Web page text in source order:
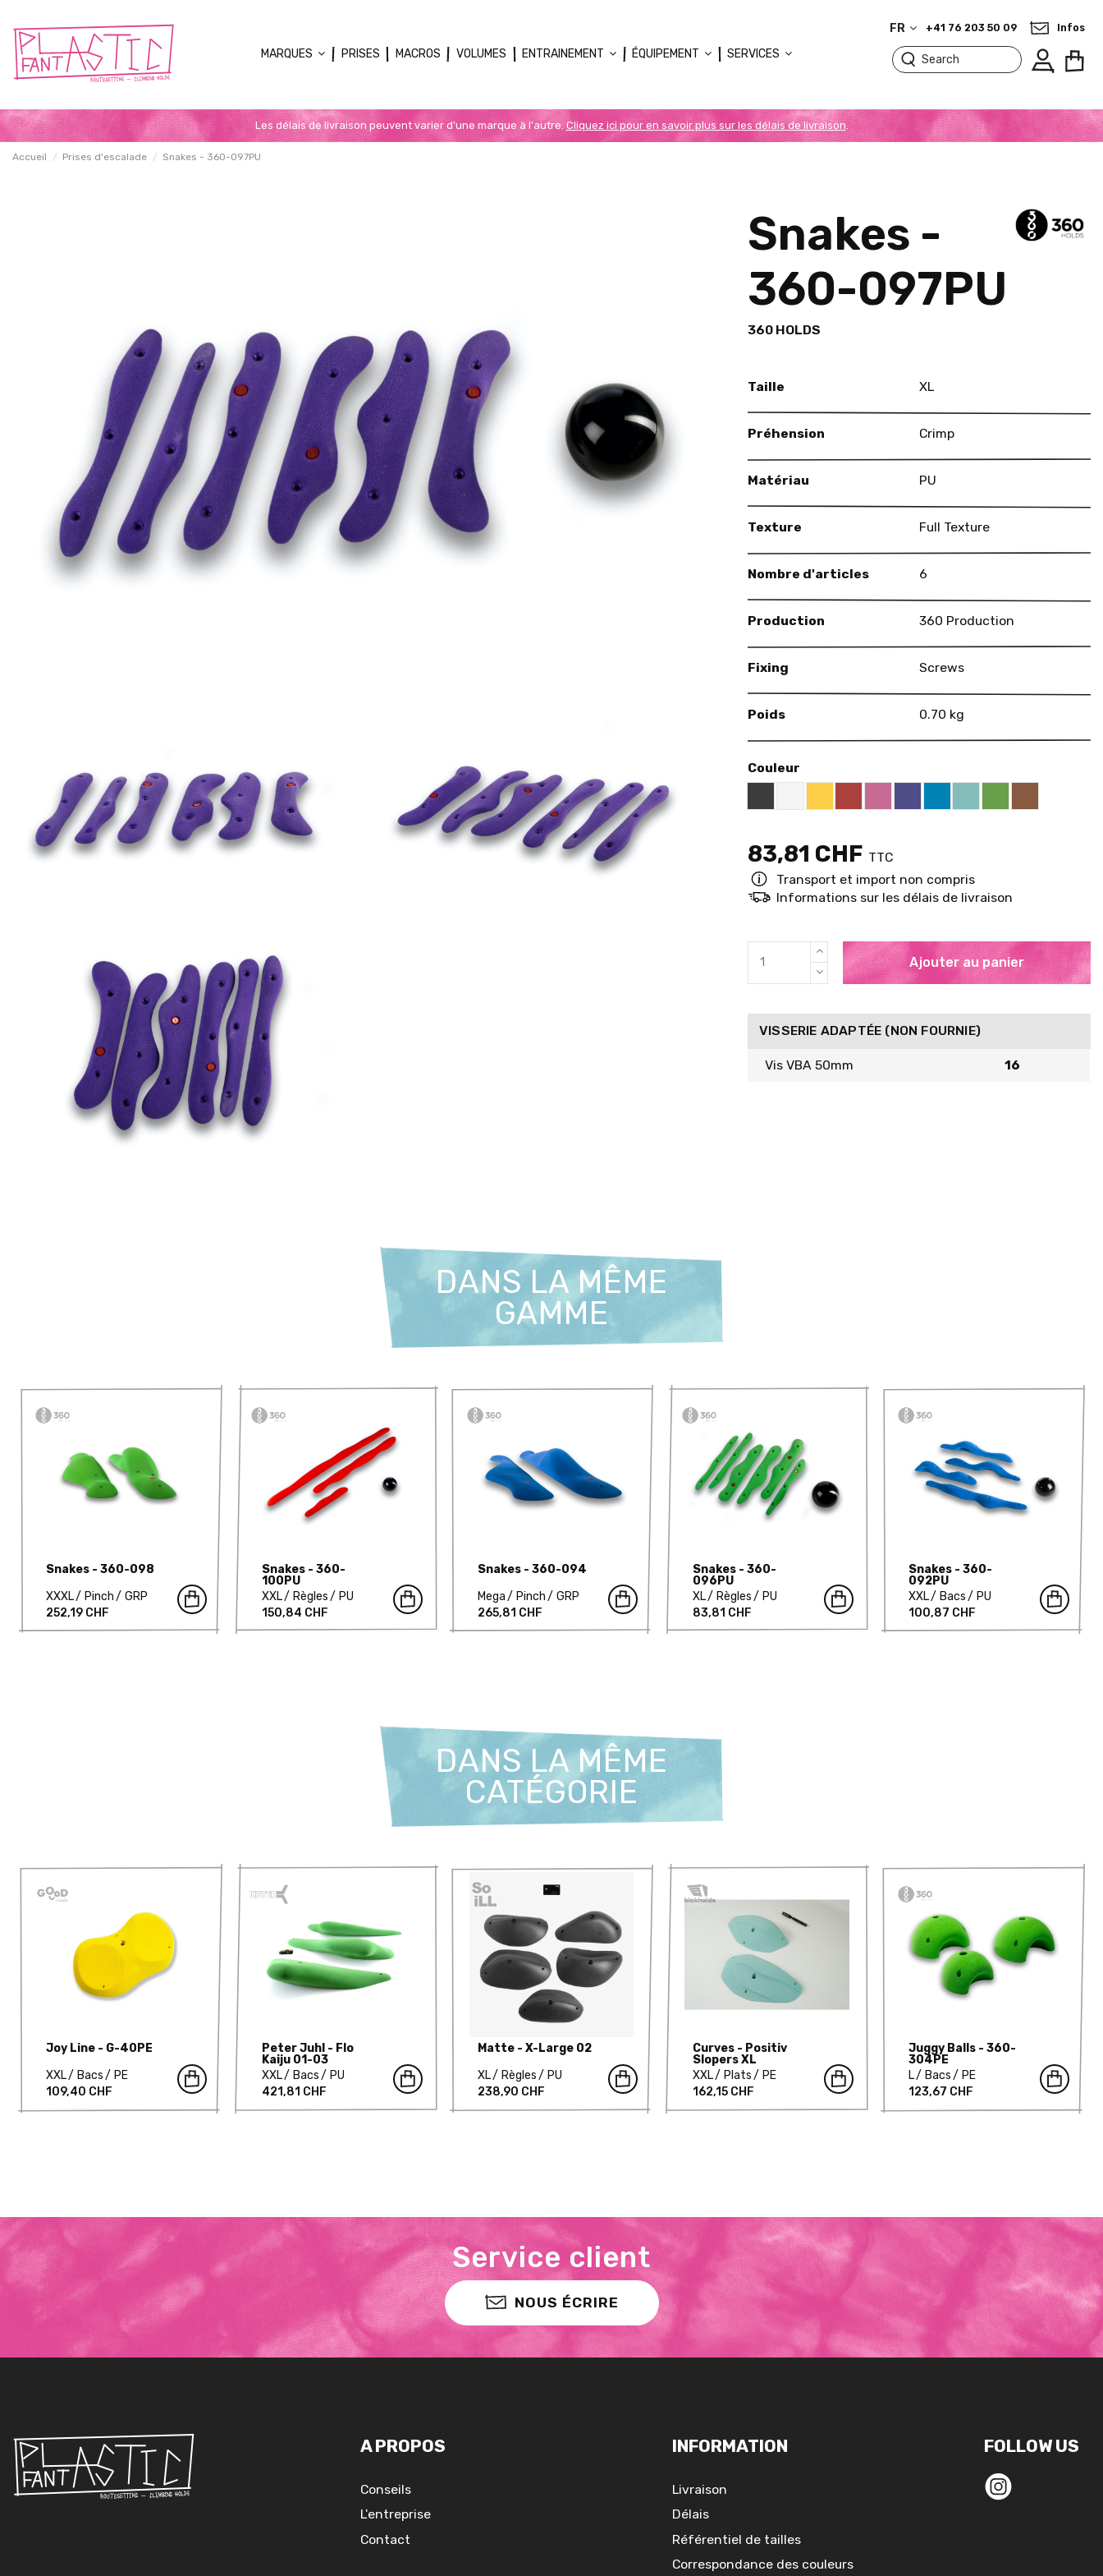
MARQUES PRISES MACROS VOLUMES ENTRAINEMENT ÉQUIPEMENT SERVICES
FR +41 76 203 50 09 Infos
Les délais de livraison peuvent varier d'une marque à l'autre. Cliquez ici pour en savoir plus sur les délais de livraison.
Accueil Prises d'escalade Snakes - 360-097PU
Snakes -
360-097PU
360 HOLDS
Taille XL
Préhension Crimp
Matériau PU
Texture Full Texture
Nombre d'articles 6
Production 360 Production
Fixing Screws
Poids 0.70 kg
Couleur
Black RAL 9005
WhiteYellow RAL 1018
Red RAL 3000
Pink RAL 4003
US Purple S4050 - R60B/M
Blue RAL 5015
Mint RAL 6027Brown RAL
83,81 CHF TTC
Transport et import non compris
Informations sur les délais de livraison
Ajouter au panier
VISSERIE ADAPTÉE (NON FOURNIE)
Vis VBA 50mm 16
DANS LA MÊME
GAMME
Snakes - 360-098
XXXL
Pinch
GRP
252,19 CHF
Snakes - 360-
100PU
XXL
Règles
PU
150,84 CHF
Snakes - 360-094
Mega
Pinch
GRP
265,81 CHF
Snakes - 360-
096PU
XL
Règles
PU
83,81 CHF
Snakes - 360-
092PU
XXL
Bacs
PU
100,87 CHF
DANS LA MÊME
CATÉGORIE
Joy Line - G-40PE
XXL
Bacs
PE
109,40 CHF
Peter Juhl - Flo
Kaiju 01-03
XXL
Bacs
PU
421,81 CHF
Matte - X-Large 02
XL
Règles
PU
238,90 CHF
Curves - Positiv
Slopers XL
XXL
Plats
PE
162,15 CHF
Juggy Balls - 360-
304PE
L
Bacs
PE
123,67 CHF
Service client
NOUS ÉCRIRE
A PROPOS
Conseils
L'entreprise
Contact
INFORMATION
Livraison
Délais
Référentiel de tailles
Correspondance des couleurs
FOLLOW US